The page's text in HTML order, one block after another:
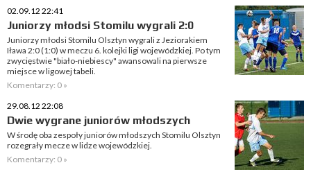
02.09.12 22:41
Juniorzy młodsi Stomilu wygrali 2:0
Juniorzy młodsi Stomilu Olsztyn wygrali z Jeziorakiem
Iława 2:0 (1:0) w meczu 6. kolejki ligi wojewódzkiej. Po tym
zwycięstwie "biało-niebiescy" awansowali na pierwsze
miejsce w ligowej tabeli.
Komentarzy: 0 »
29.08.12 22:08
Dwie wygrane juniorów młodszych
W środę oba zespoły juniorów młodszych Stomilu Olsztyn
rozegrały mecze w lidze wojewódzkiej.
Komentarzy: 0 »